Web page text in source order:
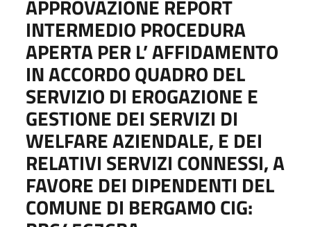
APPROVAZIONE REPORT
INTERMEDIO PROCEDURA
APERTA PER L’ AFFIDAMENTO
IN ACCORDO QUADRO DEL
SERVIZIO DI EROGAZIONE E
GESTIONE DEI SERVIZI DI
WELFARE AZIENDALE, E DEI
RELATIVI SERVIZI CONNESSI, A
FAVORE DEI DIPENDENTI DEL
COMUNE DI BERGAMO CIG: